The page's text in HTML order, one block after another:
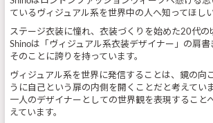
ているヴィジュアル系を世界中の人へ知ってほし
ステージ衣装に憧れ、衣装づくりを始めた20代の
Shinoは「ヴィジュアル系衣装デザイナー」の肩書
そのことに誇りを持っています。
ヴィジュアル系を世界に発信することは、鏡の向
うに自己という扉の内側を開くことだと考えてい
一人のデザイナーとしての世界観を表現すること
えています。